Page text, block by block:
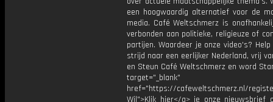
een hoogwaardig alternatief voor de
media. Café Weltschmerz is
verbonden aan politieke, religieuze of
partijen. Waardeer je onze video's?
strijd naar een eerlijker Nederland, vrij
en Steun Café Weltschmerz en word
target="_blank"
href="https://cafeweltschmerz.nl/
Wil">Klik hier</a> je onze nieuwsbrief